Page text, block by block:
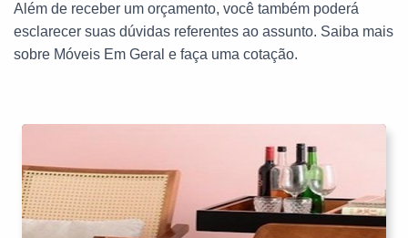
Além de receber um orçamento, você também poderá
esclarecer suas dúvidas referentes ao assunto. Saiba mais
sobre Móveis Em Geral e faça uma cotação.